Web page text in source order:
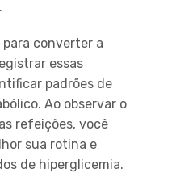
converter a
essas
padrões de
Ao observar o
refeições, você
sua rotina e
de hiperglicemia.